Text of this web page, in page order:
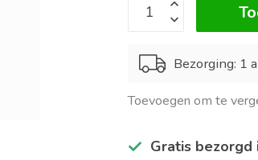
Bezorging: 1
Toevoegen om te
Gratis bezorgd